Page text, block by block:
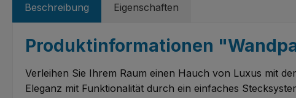
Beschreibung Eigenschaften
Produktinformationen
Verleihen Sie Ihrem Raum einen Hauch von Luxus mit
Eleganz mit Funktionalität durch ein einfaches